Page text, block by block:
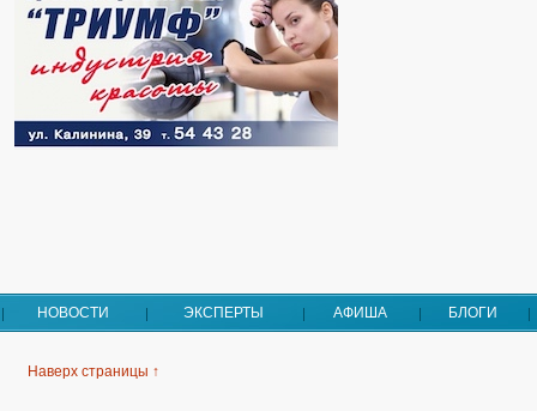
НОВОСТИ ЭКСПЕРТЫ АФИША БЛОГИ
Наверх страницы ↑